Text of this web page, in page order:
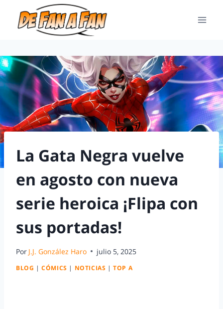
La Gata Negra vuelve
en agosto con nueva
serie heroica ¡Flipa con
sus portadas!
Por J.J. González Haro julio 5, 2025
BLOG |CÓMICS | NOTICIAS |TOP A